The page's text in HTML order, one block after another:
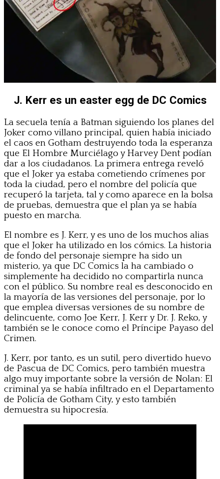
J. Kerr es un easter egg de DC Comics
La secuela tenía a Batman siguiendo los planes del
Joker como villano principal, quien había iniciado
el caos en Gotham destruyendo toda la esperanza
que El Hombre Murciélago y Harvey Dent podían
dar a los ciudadanos. La primera entrega reveló
que el Joker ya estaba cometiendo crímenes por
toda la ciudad, pero el nombre del policía que
recuperó la tarjeta, tal y como aparece en la bolsa
de pruebas, demuestra que el plan ya se había
puesto en marcha.
El nombre es J. Kerr, y es uno de los muchos alias
que el Joker ha utilizado en los cómics. La historia
de fondo del personaje siempre ha sido un
misterio, ya que DC Comics la ha cambiado o
simplemente ha decidido no compartirla nunca
con el público. Su nombre real es desconocido en
la mayoría de las versiones del personaje, por lo
que emplea diversas versiones de su nombre de
delincuente, como Joe Kerr, J. Kerr y Dr. J. Reko, y
también se le conoce como el Príncipe Payaso del
Crimen.
J. Kerr, por tanto, es un sutil, pero divertido huevo
de Pascua de DC Comics, pero también muestra
algo muy importante sobre la versión de Nolan: El
criminal ya se había infiltrado en el Departamento
de Policía de Gotham City, y esto también
demuestra su hipocresía.